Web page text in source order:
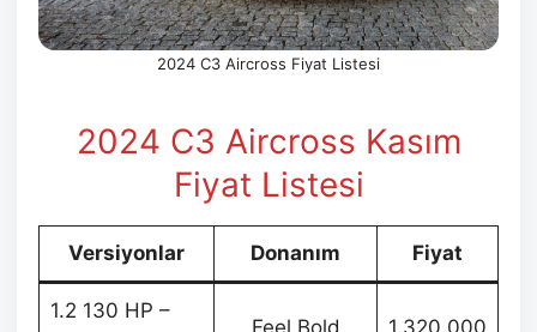
2024 C3 Aircross Fiyat Listesi
2024 C3 Aircross Kasım
Fiyat Listesi
Versiyonlar Donanım Fiyat
1.2 130 HP –